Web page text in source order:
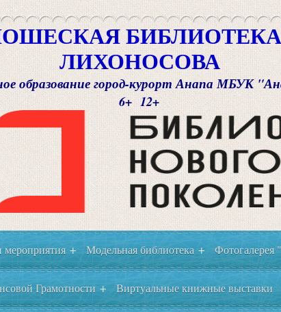
ЛИХОНОСОВА
образование город-курорт Анапа МБУК
6+ 12+
+ Модельная библиотека + Фотогалерея
Грамотности + Виртуальные книжные выставки